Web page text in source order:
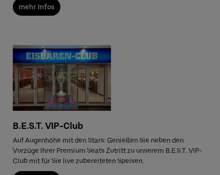
mehr Infos
B.E.S.T. VIP-Club
Auf Augenhöhe mit den Stars: Genießen Sie neben den
Vorzüge Ihrer Premium Seats Zutritt zu unserem B.E.S.T. VIP-
Club mit für Sie live zubereiteten Speisen.